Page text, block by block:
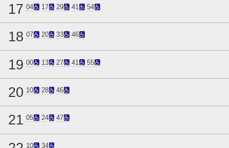
17 04 17 29 41 54
18 07 20 33 46
19 00 13 27 41 55
20 10 28 46
21 05 24 47
10 34